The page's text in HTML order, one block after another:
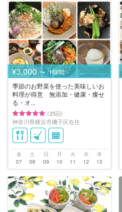
¥3,000 〜 /1時間
季節のお野菜を使った美味しいお
料理が得意 無添加・健康・痩せ
る・オ...
(35回)
神奈川県横浜市磯子区在住
金
07
土
08
日
09
月
10
火
11
水
12
木
13